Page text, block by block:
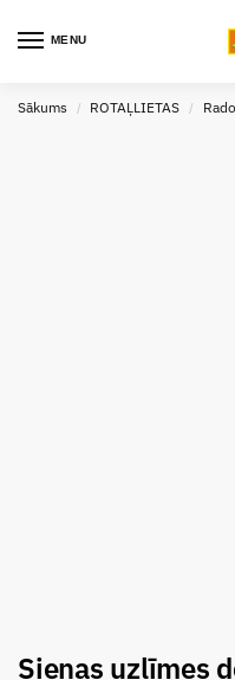
MENU
Sākums / ROTAĻLIETAS /
Sienas uzlīmes